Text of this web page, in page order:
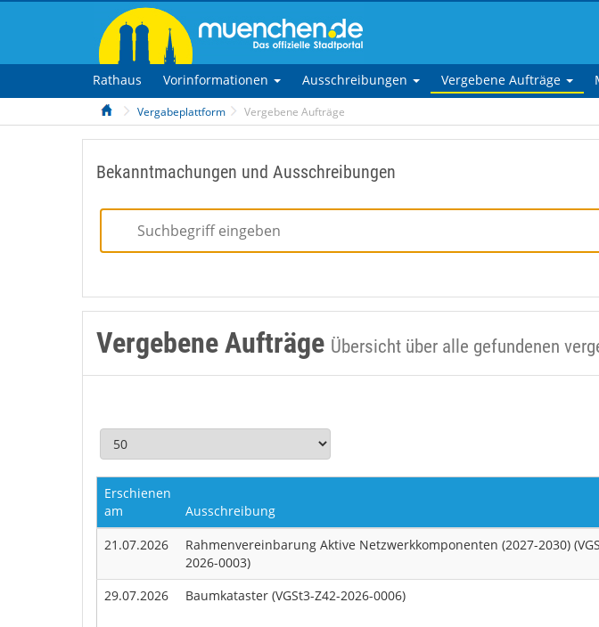
Rathaus Vorinformationen Ausschreibungen Vergebene Aufträge
Vergabeplattform Vergebene Aufträge
Bekanntmachungen und Ausschreibungen
Vergebene Aufträge Übersicht über alle gefundenen
Erschienen
am
Ausschreibung
21.07.2026
Rahmenvereinbarung Aktive Netzwerkkomponenten (2027-2030)
2026-0003)
29.07.2026 Baumkataster (VGSt3-Z42-2026-0006)